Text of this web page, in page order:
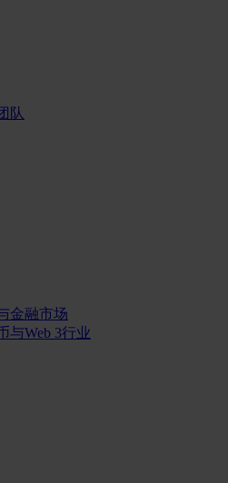
队
金融市场
与Web 3行业